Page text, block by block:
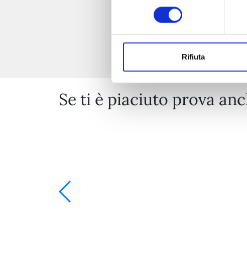
Rifiuta
Se ti è piaciuto prova